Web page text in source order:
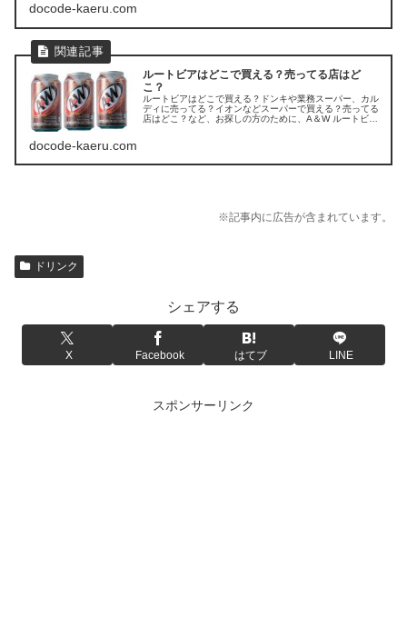
docode-kaeru.com
ルートビアはどこで買える？売ってる店はど
こ？
ルートビアはどこで買える？ドンキや業務スーパー、カル
ディに売ってる？イオンなどスーパーで買える？売ってる
店はどこ？など、お探しの方のために、A＆W ルートビア
docode-kaeru.com
※記事内に広告が含まれています。
ドリンク
シェアする
X Facebook はてブ LINE
スポンサーリンク